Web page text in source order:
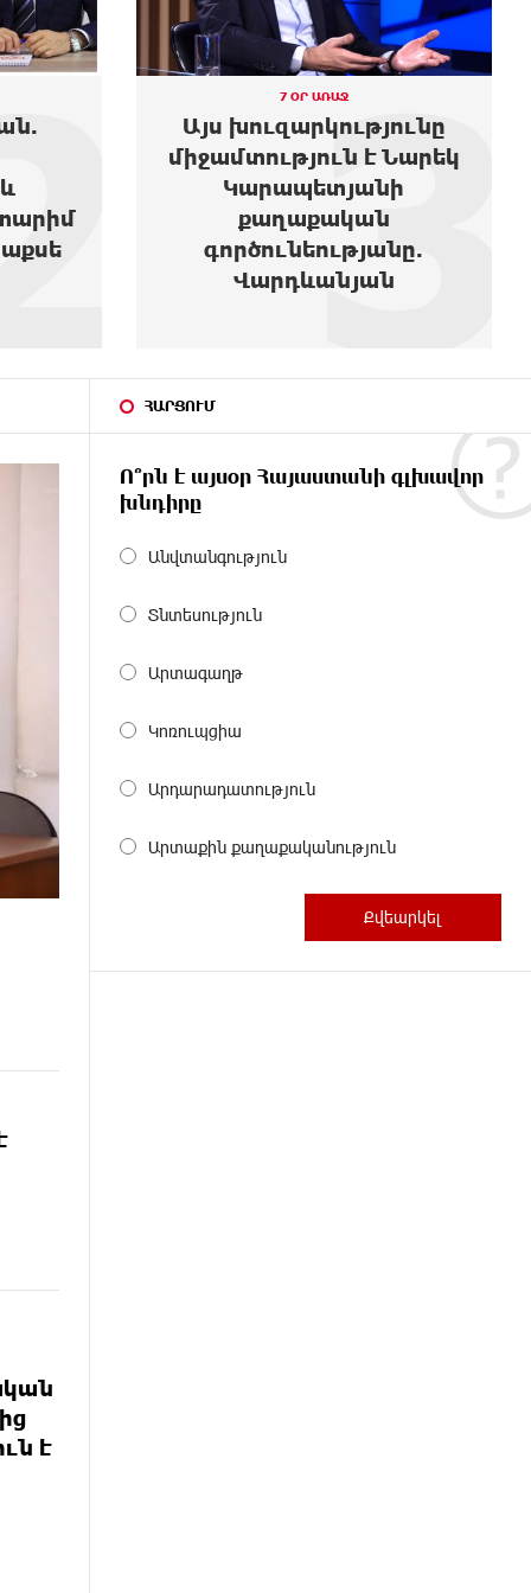
7 ՕՐ ԱՌԱՋ
Նարեկ Կարապետյանի
տնից ոչինչ չեն տարել,
չէին էլ կարող տանել,
իրենք էլ չգիտեն՝ ինչ են
փնտրում4
է
ՀԱՐՑՈՒՄ
Ո՞րն է այսօր Հայաստանի գլխավոր
խնդիրը
Անվտանգություն
Տնտեսություն
Արտագաղթ
Կոռուպցիա
Արդարադատություն
Արտաքին քաղաքականություն